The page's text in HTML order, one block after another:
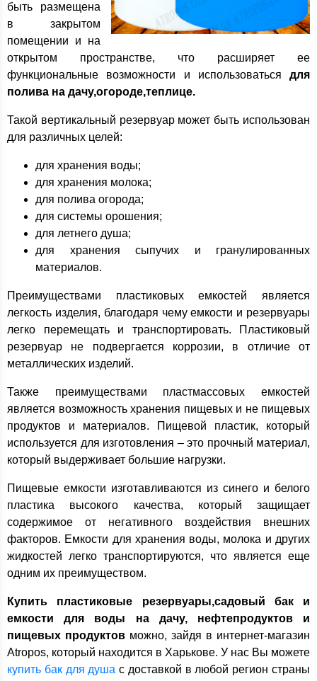
быть размещена
в закрытом
помещении и на
открытом пространстве, что расширяет ее
функциональные возможности и использоваться для
полива на дачу,огороде,теплице.
Такой вертикальный резервуар может быть использован
для различных целей:
для хранения воды;
для хранения молока;
для полива огорода;
для системы орошения;
для летнего душа;
для хранения сыпучих и гранулированных
материалов.
Преимуществами пластиковых емкостей является
легкость изделия, благодаря чему емкости и резервуары
легко перемещать и транспортировать. Пластиковый
резервуар не подвергается коррозии, в отличие от
металлических изделий.
Также преимуществами пластмассовых емкостей
является возможность хранения пищевых и не пищевых
продуктов и материалов. Пищевой пластик, который
используется для изготовления – это прочный материал,
который выдерживает большие нагрузки.
Пищевые емкости изготавливаются из синего и белого
пластика высокого качества, который защищает
содержимое от негативного воздействия внешних
факторов. Емкости для хранения воды, молока и других
жидкостей легко транспортируются, что является еще
одним их преимуществом.
Купить пластиковые резервуары,садовый бак и
емкости для воды на дачу, нефтепродуктов и
пищевых продуктов можно, зайдя в интернет-магазин
Atropos, который находится в Харькове. У нас Вы можете
купить бак для душа с доставкой в любой регион страны